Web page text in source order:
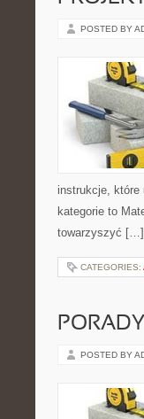
POSTED BY
instrukcje, które
kategorie to
towarzyszyć […]
CATEGORIES:
POSTED BY